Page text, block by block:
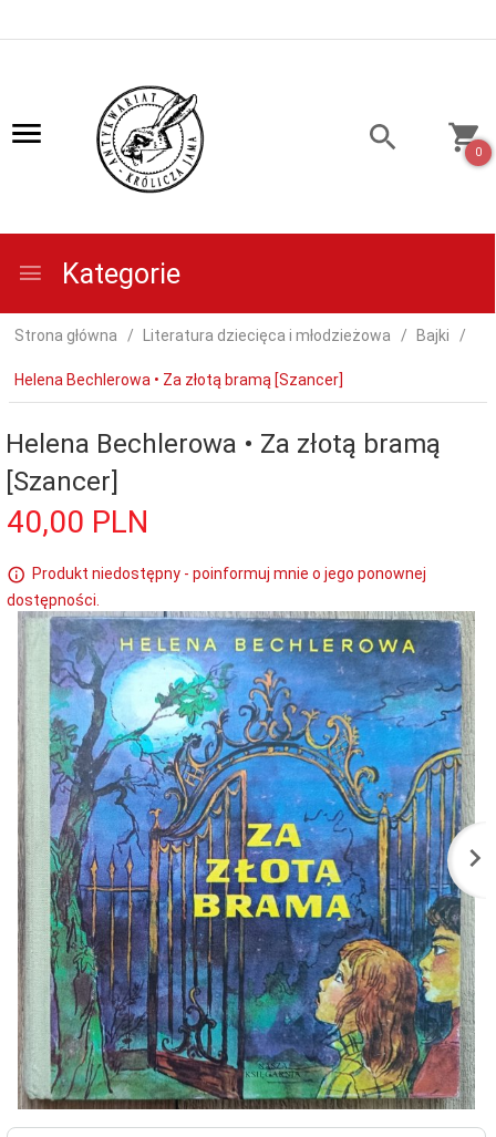
0
Kategorie
Strona główna Literatura dziecięca i młodzieżowa Bajki
Helena Bechlerowa • Za złotą bramą [Szancer]
Helena Bechlerowa • Za złotą bramą
[Szancer]
40,00 PLN
Produkt niedostępny - poinformuj mnie o jego ponownej
dostępności.